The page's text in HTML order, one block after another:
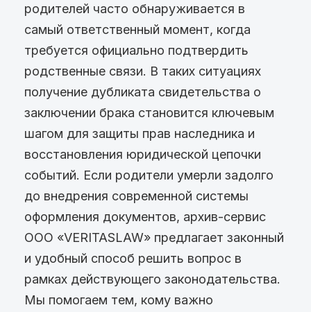
родителей часто обнаруживается в
самый ответственный момент, когда
требуется официально подтвердить
родственные связи. В таких ситуациях
получение дубликата свидетельства о
заключении брака становится ключевым
шагом для защиты прав наследника и
восстановления юридической цепочки
событий. Если родители умерли задолго
до внедрения современной системы
оформления документов, архив-сервис
ООО «VERITASLAW» предлагает законный
и удобный способ решить вопрос в
рамках действующего законодательства.
Мы помогаем тем, кому важно